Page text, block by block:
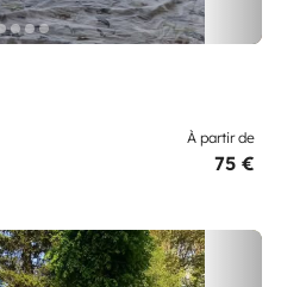
À partir de
75 €